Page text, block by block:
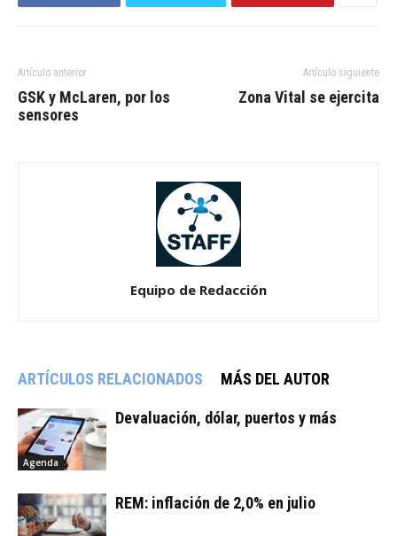
Artículo anterior
GSK y McLaren, por los
sensores
Artículo siguiente
Zona Vital se ejercita
Equipo de Redacción
ARTÍCULOS RELACIONADOS MÁS DEL AUTOR
Agenda
Devaluación, dólar, puertos y más
REM: inflación de 2,0% en julio